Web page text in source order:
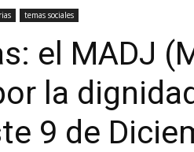
temas sociales
el MADJ
la
9 de